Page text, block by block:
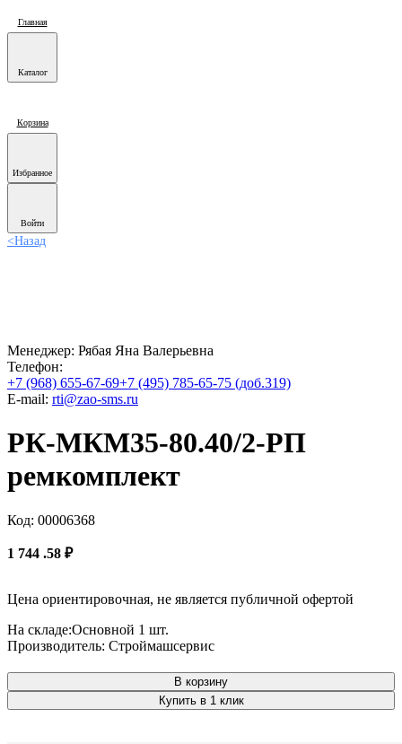
Главная
Каталог
Корзина
Избранное
Войти
<Назад
Менеджер: Рябая Яна Валерьевна
Телефон:
+7 (968) 655-67-69+7 (495) 785-65-75 (доб.319)
E-mail: rti@zao-sms.ru
РК-МКМ35-80.40/2-РП
ремкомплект
Код: 00006368
1 744 .58 ₽
Цена ориентировочная, не является публичной офертой
На складе:Основной 1 шт.
Производитель: Строймашсервис
В корзину
Купить в 1 клик